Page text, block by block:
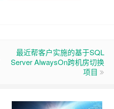
最近帮客户实施的基于SQL
Server AlwaysOn跨机房切换
项目